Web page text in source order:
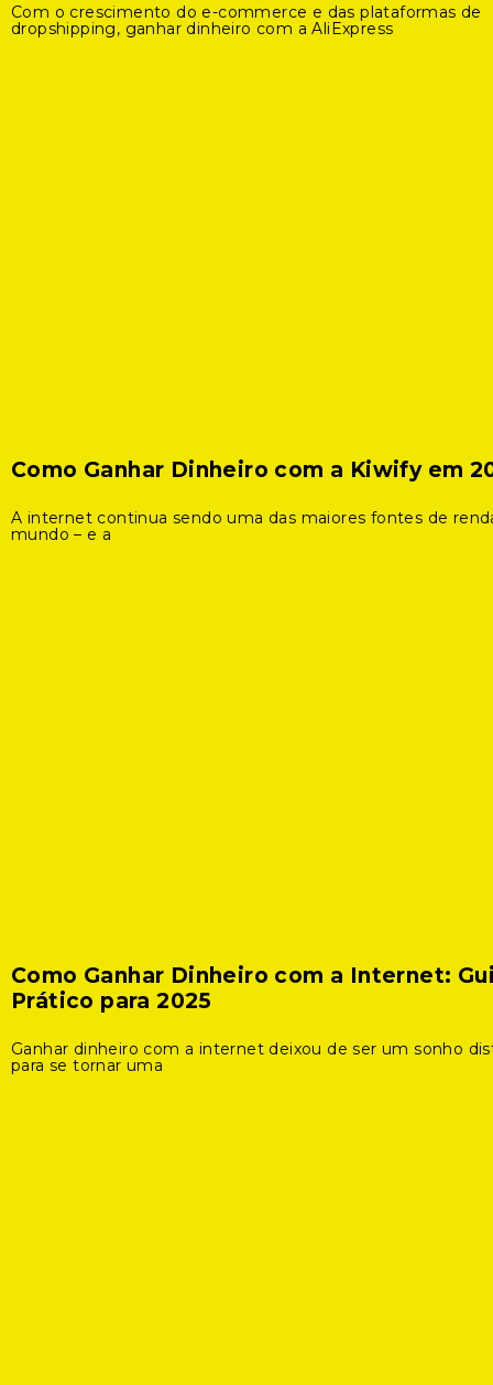
Com o crescimento do e-commerce e das plataformas de
dropshipping, ganhar dinheiro com a AliExpress
Como Ganhar Dinheiro com a Kiwify em
A internet continua sendo uma das maiores fontes de
mundo – e a
Como Ganhar Dinheiro com a Internet:
Prático para 2025
Ganhar dinheiro com a internet deixou de ser um sonho
para se tornar uma